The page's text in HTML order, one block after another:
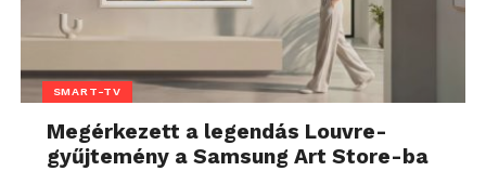
SMART-TV
Megérkezett a legendás Louvre-
gyűjtemény a Samsung Art Store-ba